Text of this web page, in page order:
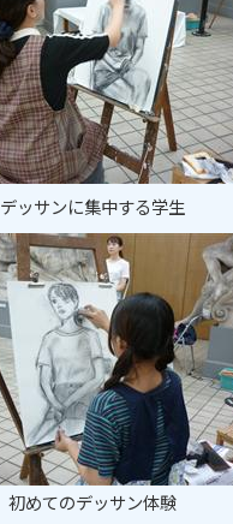
デッサンに集中する学生
初めてのデッサン体験